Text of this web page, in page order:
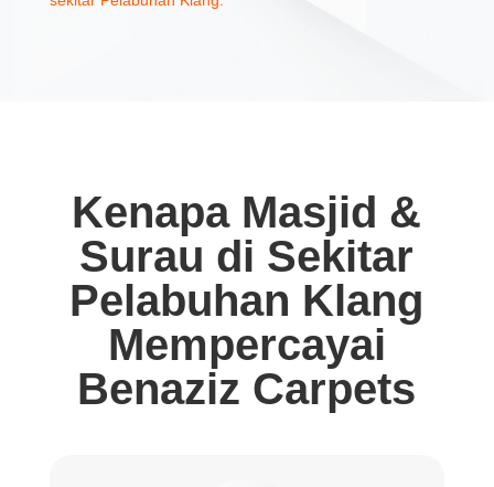
Kenapa Masjid &
Surau di Sekitar
Pelabuhan Klang
Mempercayai
Benaziz Carpets